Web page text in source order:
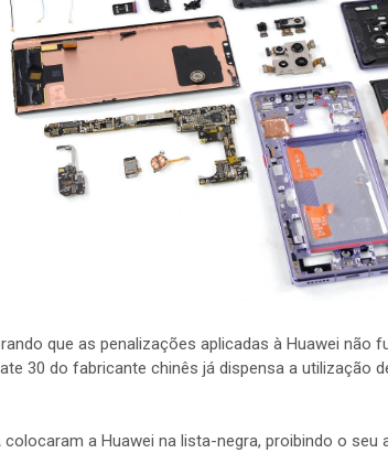
que as penalizações aplicadas à Huawei não
30 do fabricante chinês já dispensa a utilização
colocaram a Huawei na lista-negra, proibindo o